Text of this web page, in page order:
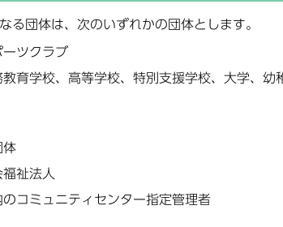
る団体は、次のいずれかの団体とします。
ツクラブ
育学校、高等学校、特別支援学校、大学、幼
体
祉法人
コミュニティセンター指定管理者